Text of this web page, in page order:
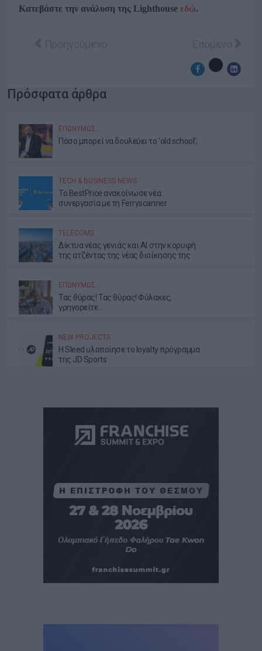
Κατεβάστε την ανάλυση της Lighthouse εδώ.
Πρόσφατα άρθρα
ΕΠΩΝΎΜΩΣ…
Πόσο μπορεί να δουλεύει το 'old school';
TECH & BUSINESS NEWS
Το BestPrice ανακοίνωσε νέα
συνεργασία με τη Ferryscanner
TELECOMS
Δίκτυα νέας γενιάς και AI στην κορυφή
της ατζέντας της νέας διοίκησης της
ΕΠΩΝΎΜΩΣ…
Τας θύρας! Τας θύρας! Φύλακες,
γρηγορείτε…
NEW PROJECTS
Η Sleed υλοποίησε το loyalty πρόγραμμα
της JD Sports